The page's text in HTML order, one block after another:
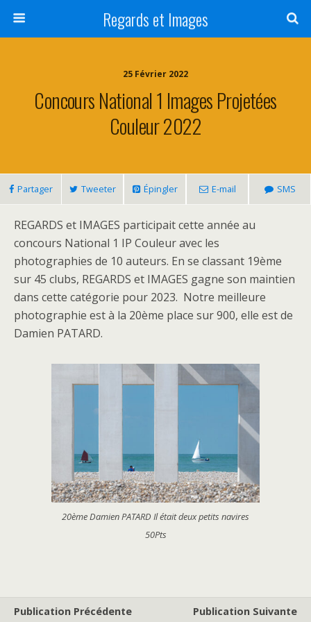
Regards et Images
25 Février 2022
Concours National 1 Images Projetées
Couleur 2022
Partager Tweeter Épingler E-mail SMS
REGARDS et IMAGES participait cette année au
concours National 1 IP Couleur avec les
photographies de 10 auteurs. En se classant 19ème
sur 45 clubs, REGARDS et IMAGES gagne son maintien
dans cette catégorie pour 2023. Notre meilleure
photographie est à la 20ème place sur 900, elle est de
Damien PATARD.
20ème Damien PATARD Il était deux petits navires
50Pts
Publication Précédente Publication Suivante